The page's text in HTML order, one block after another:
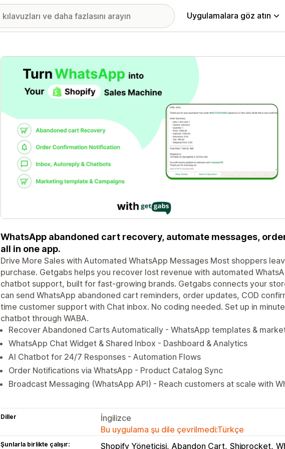
Uygulamalara göz atın
Öne çıkan görsel galerisi
WhatsApp abandoned cart recovery, automate messages,
all in one app.
Drive More Sales with Automated WhatsApp Messages Most shoppers
purchase. Getgabs helps you recover lost revenue with automated
chatbot support, built for fast-growing brands. Getgabs connects your
can send WhatsApp abandoned cart reminders, order updates, COD
time customer support with Chat inbox. No coding needed. Set up in
chatbot through WABA.
Recover Abandoned Carts Automatically - WhatsApp templates &
WhatsApp Chat Widget & Shared Inbox - Dashboard & Analytics
AI Chatbot for 24/7 Responses - Automation Flows
Order Notifications via WhatsApp - Product Catalog Sync
Broadcast Messaging (WhatsApp API) - Reach customers at scale with
Diller
İngilizce
Bu uygulama şu dile çevrilmedi:Türkçe
Şunlarla birlikte çalışır: Shopify Yöneticisi Abandon Cart Shiprocket